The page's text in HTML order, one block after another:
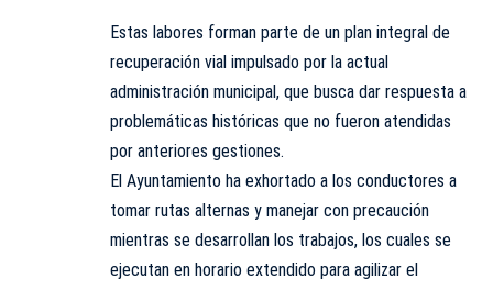
Estas labores forman parte de un plan integral de
recuperación vial impulsado por la actual
administración municipal, que busca dar respuesta a
problemáticas históricas que no fueron atendidas
por anteriores gestiones.
El Ayuntamiento ha exhortado a los conductores a
tomar rutas alternas y manejar con precaución
mientras se desarrollan los trabajos, los cuales se
ejecutan en horario extendido para agilizar el